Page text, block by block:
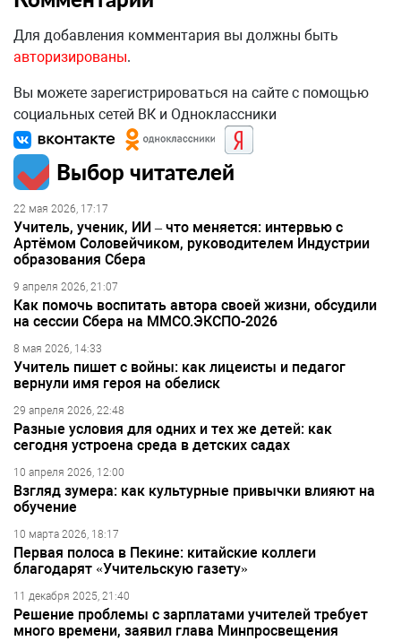
Для добавления комментария вы должны быть
авторизированы.
Вы можете зарегистрироваться на сайте с помощью
социальных сетей ВК и Одноклассники
Выбор читателей
22 мая 2026, 17:17
Учитель, ученик, ИИ – что меняется: интервью с
Артёмом Соловейчиком, руководителем Индустрии
образования Сбера
9 апреля 2026, 21:07
Как помочь воспитать автора своей жизни, обсудили
на сессии Сбера на ММСО.ЭКСПО-2026
8 мая 2026, 14:33
Учитель пишет с войны: как лицеисты и педагог
вернули имя героя на обелиск
29 апреля 2026, 22:48
Разные условия для одних и тех же детей: как
сегодня устроена среда в детских садах
10 апреля 2026, 12:00
Взгляд зумера: как культурные привычки влияют на
обучение
10 марта 2026, 18:17
Первая полоса в Пекине: китайские коллеги
благодарят «Учительскую газету»
11 декабря 2025, 21:40
Решение проблемы с зарплатами учителей требует
много времени, заявил глава Минпросвещения